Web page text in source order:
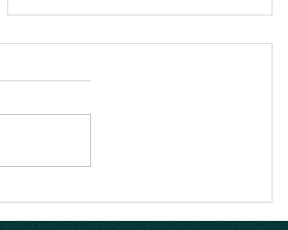
廠專家：突破軟體開發瓶頸，